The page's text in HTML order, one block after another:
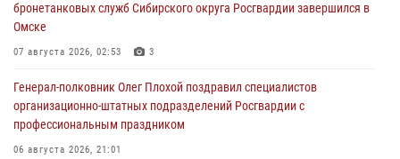
бронетанковых служб Сибирского округа Росгвардии завершился в
Омске
07 августа 2026, 02:53 3
Генерал-полковник Олег Плохой поздравил специалистов
организационно-штатных подразделений Росгвардии с
профессиональным праздником
06 августа 2026, 21:01